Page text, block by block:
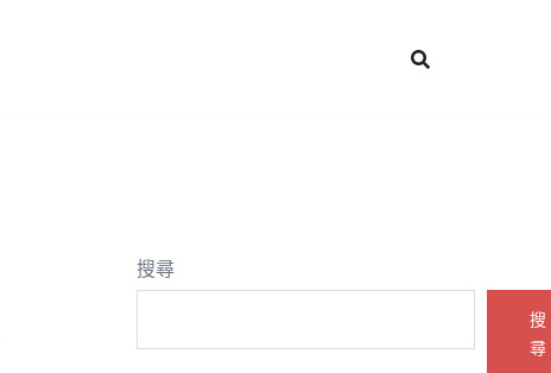
搜尋
搜
尋